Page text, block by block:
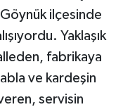
ilçesinde
Yaklaşık
fabrikaya
ve kardeşin
servisin